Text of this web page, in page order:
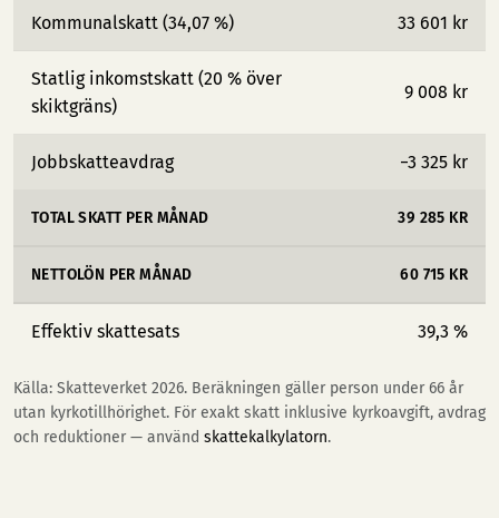
Kommunalskatt (34,07 %) 33 601 kr
Statlig inkomstskatt (20 % över
skiktgräns)
9 008 kr
Jobbskatteavdrag −3 325 kr
TOTAL SKATT PER MÅNAD 39 285 KR
NETTOLÖN PER MÅNAD 60 715 KR
Effektiv skattesats 39,3 %
Källa: Skatteverket 2026. Beräkningen gäller person under 66 år
utan kyrkotillhörighet. För exakt skatt inklusive kyrkoavgift, avdrag
och reduktioner — använd skattekalkylatorn.